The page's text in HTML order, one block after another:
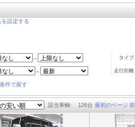
を設定する
～ タイプ
～ 走行距離
件で探す
該当車輌: 126台 最初のページ